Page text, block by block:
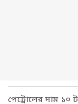
পেট্রোলের দাম ১০